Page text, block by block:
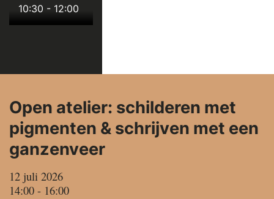
10:30 - 12:00
Open atelier: schilderen met
pigmenten & schrijven met een
ganzenveer
12 juli 2026
14:00 - 16:00